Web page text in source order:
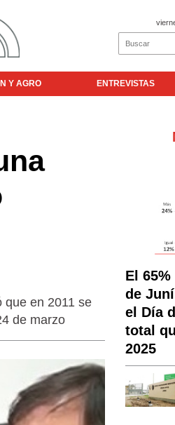
Y AGRO ENTREVISTAS
que en 2011 se
de marzo
El
de
el Día
total
2025